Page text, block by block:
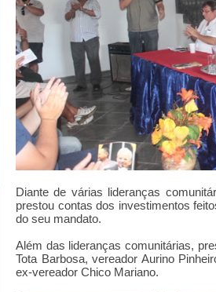
Diante de várias lideranças
prestou contas dos investimentos
do seu mandato.
Além das lideranças comunitárias,
Tota Barbosa, vereador Aurino
ex-vereador Chico Mariano.